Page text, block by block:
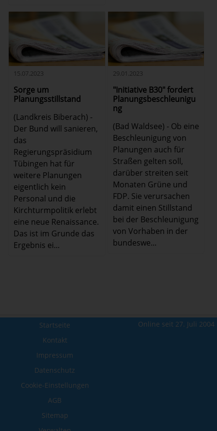
15.07.2023
Sorge um
Planungsstillstand
(Landkreis Biberach) -
Der Bund will sanieren,
das
Regierungspräsidium
Tübingen hat für
weitere Planungen
eigentlich kein
Personal und die
Kirchturmpolitik erlebt
eine neue Renaissance.
Das ist im Grunde das
Ergebnis ei...
29.01.2023
"Initiative B30" fordert
Planungsbeschleunigu
ng
(Bad Waldsee) - Ob eine
Beschleunigung von
Planungen auch für
Straßen gelten soll,
darüber streiten seit
Monaten Grüne und
FDP. Sie verursachen
damit einen Stillstand
bei der Beschleunigung
von Vorhaben in der
bundeswe...
Online seit 27. Juli 2004
Startseite
Kontakt
Impressum
Datenschutz
Cookie-Einstellungen
AGB
Sitemap